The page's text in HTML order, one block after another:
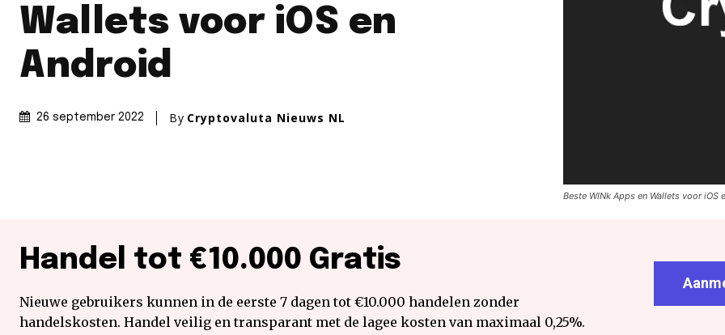
Wallets voor iOS en
Android
26 september 2022 By Cryptovaluta Nieuws NL
Beste WINk Apps en Wallets voor iOS
Handel tot €10.000 Gratis
Nieuwe gebruikers kunnen in de eerste 7 dagen tot €10.000 handelen zonder
handelskosten. Handel veilig en transparant met de lagee kosten van maximaal 0,25%.